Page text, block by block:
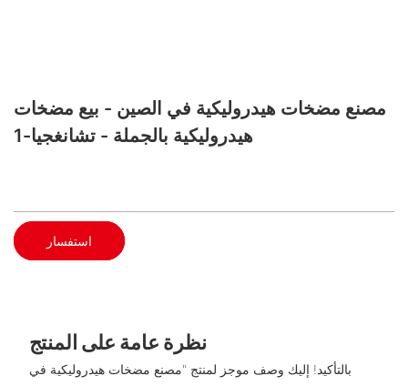
مصنع مضخات هيدروليكية في الصين - بيع مضخات
هيدروليكية بالجملة - تشانغجيا-1
استفسار
نظرة عامة على المنتج
بالتأكيد! إليك وصف موجز لمنتج "مصنع مضخات هيدروليكية في